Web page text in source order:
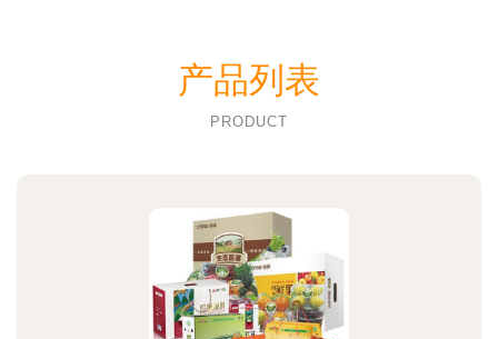
产品列表
PRODUCT